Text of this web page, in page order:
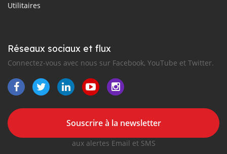
Utilitaires
Réseaux sociaux et flux
Connectez-vous avec nous sur Facebook, YouTube et Twitter.
Souscrire à la newsletter
aux alertes Email et SMS